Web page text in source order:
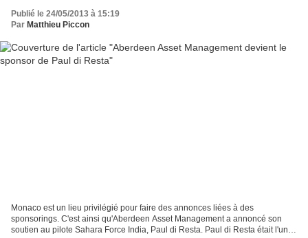
Publié le 24/05/2013 à 15:19
Par Matthieu Piccon
Monaco est un lieu privilégié pour faire des annonces liées à des
sponsorings. C'est ainsi qu'Aberdeen Asset Management a annoncé son
soutien au pilote Sahara Force India, Paul di Resta. Paul di Resta était l'un